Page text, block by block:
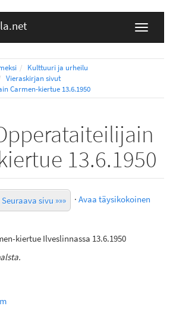
Kulttuuri ja urheilu
Vieraskirjan sivut
Carmen-kiertue 13.6.1950
13.6.1950
Seuraava sivu »»» · Avaa täysikokoinen
kiertue Ilveslinnassa 13.6.1950